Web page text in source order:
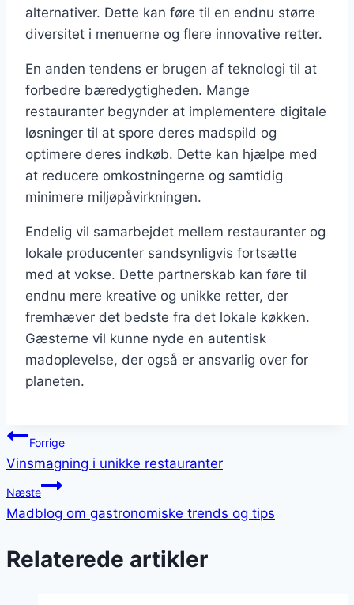
alternativer. Dette kan føre til en endnu større
diversitet i menuerne og flere innovative retter.
En anden tendens er brugen af teknologi til at
forbedre bæredygtigheden. Mange
restauranter begynder at implementere digitale
løsninger til at spore deres madspild og
optimere deres indkøb. Dette kan hjælpe med
at reducere omkostningerne og samtidig
minimere miljøpåvirkningen.
Endelig vil samarbejdet mellem restauranter og
lokale producenter sandsynligvis fortsætte
med at vokse. Dette partnerskab kan føre til
endnu mere kreative og unikke retter, der
fremhæver det bedste fra det lokale køkken.
Gæsterne vil kunne nyde en autentisk
madoplevelse, der også er ansvarlig over for
planeten.
Indlægsnavigation
Forrige
Vinsmagning i unikke restauranter
Næste
Madblog om gastronomiske trends og tips
Relaterede artikler